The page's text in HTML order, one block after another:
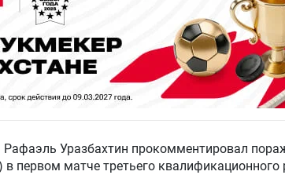
Рафаэль Уразбахтин прокомментировал
в первом матче третьего квалификационного